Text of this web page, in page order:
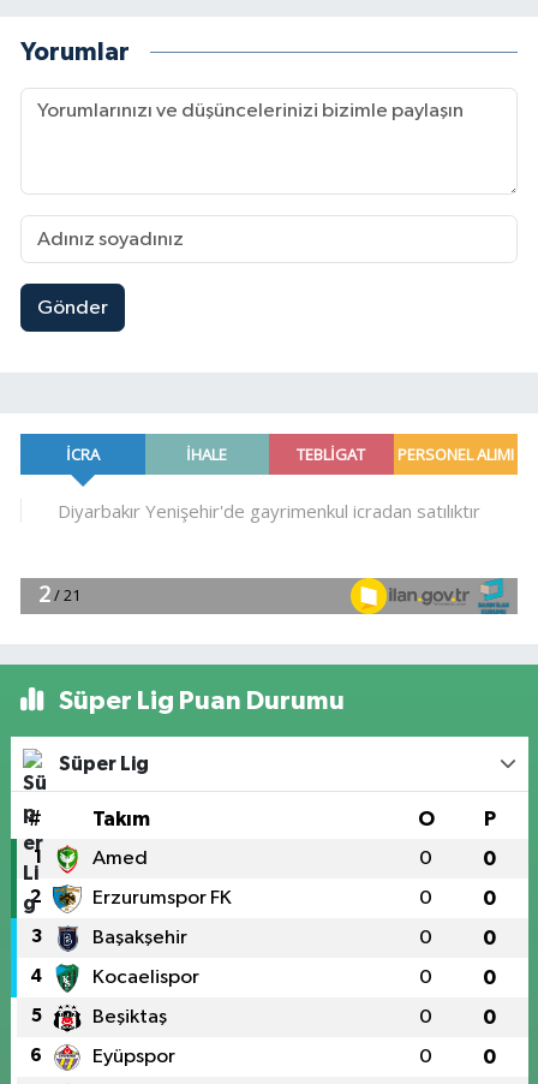
Yorumlar
Gönder
Süper Lig Puan Durumu
Süper Lig
# Takım O P
1 Amed 0 0
2 Erzurumspor FK 0 0
3 Başakşehir 0 0
4 Kocaelispor 0 0
5 Beşiktaş 0 0
6 Eyüpspor 0 0